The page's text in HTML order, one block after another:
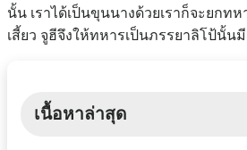
นั้น เราได้เป็นขุนนางด้วยเราก็จะยกท
เสี้ยว จูฮีจึงให้ทหารเป็นภรรยาลิโป้นั้
เนื้อหาล่าสุด